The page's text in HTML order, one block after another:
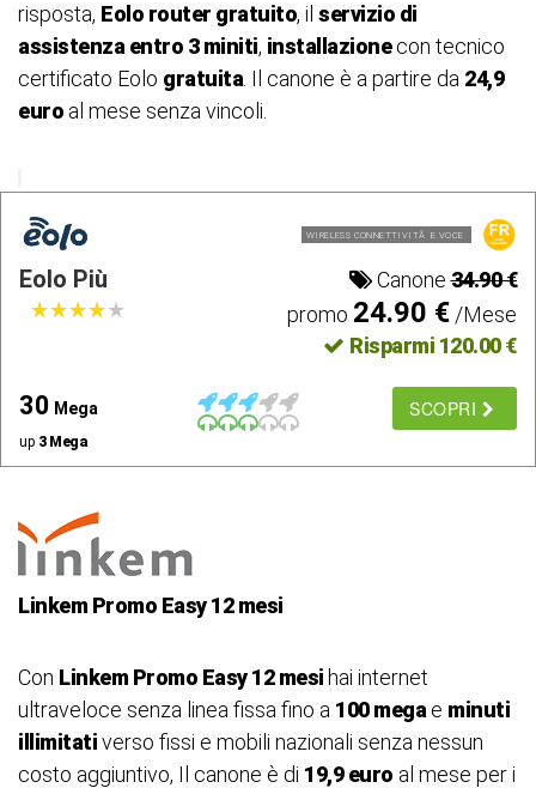
risposta, Eolo router gratuito, il servizio di
assistenza entro 3 miniti, installazionecon tecnico
certificato Eolo gratuita . Il canone è a partire da 24,9
euro al mese senza vincoli.
WIRELESS CONNETTIVITÃ E VOCE
Eolo Più Canone34.90 €
★★★★★
★★★★★ promo 24.90 €/Mese
Risparmi 120.00 €
30 Mega
up 3 Mega
SCOPRI
Linkem Promo Easy 12 mesi
Con Linkem Promo Easy 12 mesi hai internet
ultraveloce senza linea fissa fino a 100 mega e minuti
illimitativerso fissi e mobili nazionali senza nessun
costo aggiuntivo, Il canone è di 19,9 euro al mese per i